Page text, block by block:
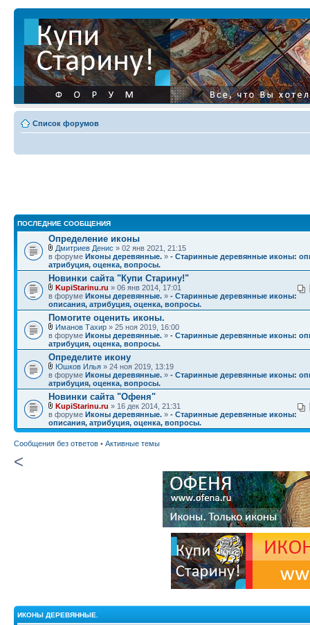
Список форумов
ПОСЛЕДНИЕ СООБЩЕНИЯ
Определение иконы
Дмитриев Денис » 02 янв 2021, 21:15
в форуме Иконы деревянные. » - Старинные деревянные иконы:
атрибуция, оценка, вопросы.
Новинки сайта "Купи Старину!"
KupiStarinu.ru » 06 янв 2014, 17:01
в форуме Иконы деревянные. » - Старинные деревянные иконы:
описания, атрибуция, оценка, вопросы.
Помогите оценить иконы.
Иманов Тахир » 25 ноя 2019, 16:00
в форуме Иконы деревянные. » - Старинные деревянные иконы:
атрибуция, оценка, вопросы.
Определите икону
Юшков Илья » 24 ноя 2019, 13:19
в форуме Иконы деревянные. » - Старинные деревянные иконы:
атрибуция, оценка, вопросы.
Новинки сайта "Офеня"
KupiStarinu.ru » 16 дек 2014, 21:31
в форуме Иконы деревянные. » - Старинные деревянные иконы:
описания, атрибуция, оценка, вопросы.
Сообщения без ответов • Активные темы
<
ИКОНЫ ДЕРЕВЯННЫЕ.